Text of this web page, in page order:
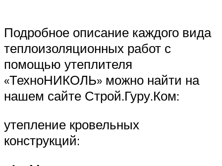
Подробное описание каждого вида
теплоизоляционных работ с
помощью утеплителя
«ТехноНИКОЛЬ» можно найти на
нашем сайте Строй.Гуру.Ком:
утепление кровельных
конструкций: